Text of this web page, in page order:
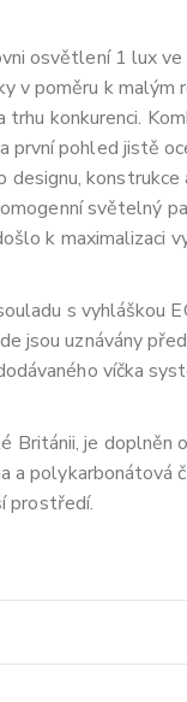
osvětlení 1 lux
v poměru k malým
konkurenci.
první pohled jistě
designu, konstrukce
světelný
k maximalizaci
s vyhláškou
jsou uznávány
víčka
Británii, je doplněn
a polykarbonátová
prostředí.